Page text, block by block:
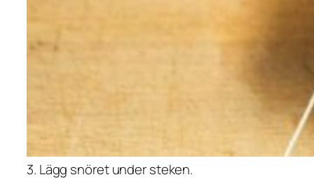
3. Lägg snöret under steken.